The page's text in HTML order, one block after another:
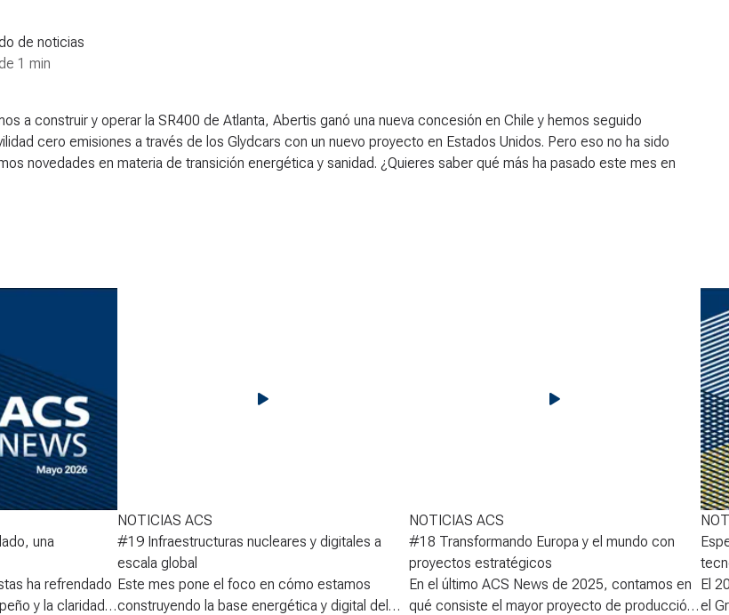
de noticias
1 min
a construir y operar la SR400 de Atlanta, Abertis ganó una nueva concesión en Chile y hemos seguido
cero emisiones a través de los Glydcars con un nuevo proyecto en Estados Unidos. Pero eso no ha sido
novedades en materia de transición energética y sanidad. ¿Quieres saber qué más ha pasado este mes en
una
ha refrendado
y la claridad
NOTICIAS ACS
#19 Infraestructuras nucleares y digitales a
escala global
Este mes pone el foco en cómo estamos
construyendo la base energética y digital del
NOTICIAS ACS
#18 Transformando Europa y el mundo con
proyectos estratégicos
En el último ACS News de 2025, contamos en
qué consiste el mayor proyecto de producción
El
el